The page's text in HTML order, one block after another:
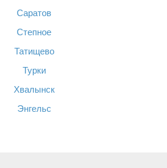
Саратов
Степное
Татищево
Турки
Хвалынск
Энгельс